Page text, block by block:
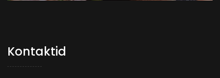
Kontaktid